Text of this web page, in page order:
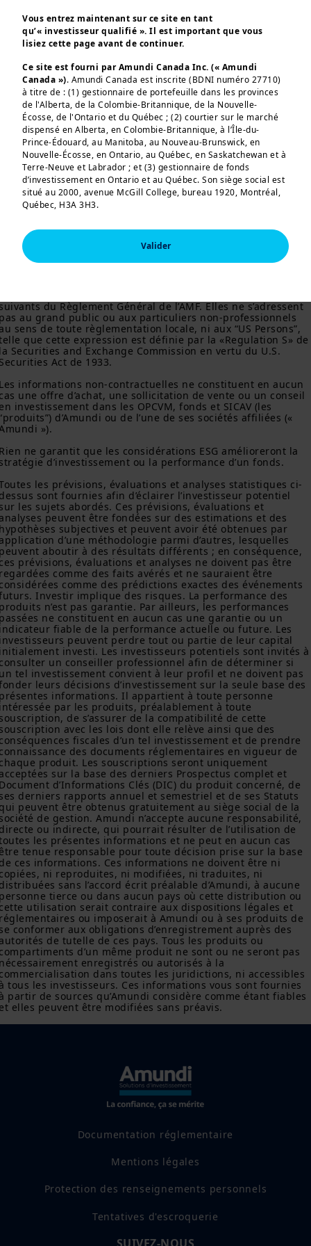
ACTUALITÉS Les actions japonaises toujours en tête
Explorez le marché lucratif des actions
japonaises pour les investisseurs
internationaux. Profitez de la reprise des
bénéfices, des réformes d'entreprise et des
négociations salariales.
Pagination
Page courante
Page
2 Page
3 Page
4 Page
5 Page
6 Page
7 Page
8 Page
9 … Page
››
Dernier
Vous entrez maintenant sur ce site en tant
qu’« investisseur qualifié ». Il est important que vous
lisiez cette page avant de continuer.
Ce site est fourni par Amundi Canada Inc. (« Amundi
Canada »). Amundi Canada est inscrite (BDNI numéro 27710)
à titre de : (1) gestionnaire de portefeuille dans les provinces
de l'Alberta, de la Colombie-Britannique, de la Nouvelle-
Écosse, de l'Ontario et du Québec ; (2) courtier sur le marché
dispensé en Alberta, en Colombie-Britannique, à l’Île-du-
Prince-Édouard, au Manitoba, au Nouveau-Brunswick, en
Nouvelle-Écosse, en Ontario, au Québec, en Saskatchewan et à
Terre-Neuve et Labrador ; et (3) gestionnaire de fonds
d’investissement en Ontario et au Québec. Son siège social est
situé au 2000, avenue McGill College, bureau 1920, Montréal,
Québec, H3A 3H3.
Vous vous connectez à ce site en tant qu’ « investisseur
qualifié », tel que défini dans le Règlement 45-106 sur les
dispenses de prospectus, et vous résidez au Canada ou
vous accédez au site depuis le Canada. Si vous n'êtes pas
« Amundi » dédié qui n'est pas ce site, nous vous invitons à
accéder au site de votre pays.
Plus particulièrement, ce site N’EST PAS destiné aux citoyens
ou résidents des États-Unis d’Amérique ou à des
« Ressortissants des États-Unis » (
vertu de la loi américaineSecurities Act of 1933. Les produits
d'investissement décrits sur ce site web ne sont pas
enregistrés en vertu des lois fédérales sur les valeurs
mobilières des États-Unis ou de toute autre loi d’un État
peut être offert ou vendu directement ou indirectement aux
États-Unis d'Amérique (y compris dans les territoires et
possessions américains), aux résidents et citoyens des États-
Unis d'Amérique ou à des « Ressortissants des États-Unis ». Si
vous êtes un « Ressortissant des États-Unis », vous n'êtes pas
autorisé à accéder à ce site et vous êtes invité à vous
connecter à amundi.com/usinvestors.
Les informations disponibles sur ce site sont fournies à titre
informatif seulement. Aucune information fournie ne constitue
une offre d’achat, une sollicitation de vente de titres, un conseil
d’investissement quant à l'achat ou à la vente d’un titre, une
offre ou une sollicitation par Amundi Canada ou une de ses
sociétés affiliées de fournir un conseil d'investissement ou un
service financier, juridique, fiscal ou de placement ni d’acheter
ou vendre des titres ou d’autres instruments financiers. Les
informations contenues sur ce site proviennent d’Amundi
Canada ou de sources considérées comme fiables par Amundi
Canada. Amundi Canada n’a pas vérifié indépendamment cette
information, ni n’a mené d’enquête à son égard. Ni Amundi
Canada, ni ses sociétés affiliées, associés, administrateurs,
dirigeants, mandataires, employés ni ses représentants ne
garantissent ni ne déclarent, implicitement ou explicitement,
que les informations fournies sur ce site est exacte, complète
ou à jour. Amundi Canada décline toute responsabilité liée aux
informations contenues sur ce site web.
Les informations ne visent pas à être distribuées ni à être
utilisées par une personne ou entité dans une juridiction où
cette distribution ou utilisation contreviendrait à la loi ou à la
réglementation applicables, ou qui imposerait à Amundi
Canada ou à ses affiliés l’obligation de se conformer aux
obligations d’inscription ou de prospectus de ces juridictions.
Les informations ne peuvent, sans l'autorisation écrite
préalable d'Amundi Canada, être copiées, reproduites,
modifiées ou distribuées à une tierce personne ou entité dans
quelque pays que ce soit.
L'investissement comporte des risques. Les performances
passées ne garantissent ni n'indiquent les rendements futurs.
La valeur d'un investissement dans une valeur mobilière ou un
produit financier peut fluctuer en raison, notamment, des
conditions du marché, des prévisions économiques, du marché
boursier, du marché obligataire ou des tendances
économiques.
Valider
du Règlement Général de l’AMF. Elles ne s’adressent
au grand public ou aux particuliers non-professionnels
sens de toute règlementation locale, ni aux “US Persons”,
que cette expression est définie par la «Regulation S» de
Securities and Exchange Commission en vertu du U.S.
Act de 1933.
informations non-contractuelles ne constituent en aucun
une offre d’achat, une sollicitation de vente ou un conseil
investissement dans les OPCVM, fonds et SICAV (les
d’Amundi ou de l’une de ses sociétés affiliées («
»).
ne garantit que les considérations ESG amélioreront la
d’investissement ou la performance d’un fonds.
les prévisions, évaluations et analyses statistiques ci-
sont fournies afin d’éclairer l’investisseur potentiel
les sujets abordés. Ces prévisions, évaluations et
peuvent être fondées sur des estimations et des
subjectives et peuvent avoir été obtenues par
d’une méthodologie parmi d’autres, lesquelles
aboutir à des résultats différents ; en conséquence,
prévisions, évaluations et analyses ne doivent pas être
comme des faits avérés et ne sauraient être
comme des prédictions exactes des événements
Investir implique des risques. La performance des
n’est pas garantie. Par ailleurs, les performances
ne constituent en aucun cas une garantie ou un
fiable de la performance actuelle ou future. Les
peuvent perdre tout ou partie de leur capital
investi. Les investisseurs potentiels sont invités
un conseiller professionnel afin de déterminer si
tel investissement convient à leur profil et ne doivent pas
leurs décisions d’investissement sur la seule base des
informations. Il appartient à toute personne
par les produits, préalablement à toute
de s’assurer de la compatibilité de cette
avec les lois dont elle relève ainsi que des
fiscales d’un tel investissement et de prendre
des documents réglementaires en vigueur de
produit. Les souscriptions seront uniquement
sur la base des derniers Prospectus complet et
d’Informations Clés (DIC) du produit concerné, de
derniers rapports annuel et semestriel et de ses Statuts
peuvent être obtenus gratuitement au siège social de la
de gestion. Amundi n’accepte aucune responsabilité,
ou indirecte, qui pourrait résulter de l’utilisation de
les présentes informations et ne peut en aucun cas
tenue responsable pour toute décision prise sur la base
ces informations. Ces informations ne doivent être ni
ni reproduites, ni modifiées, ni traduites, ni
sans l’accord écrit préalable d’Amundi, à aucune
tierce ou dans aucun pays où cette distribution ou
utilisation serait contraire aux dispositions légales et
ou imposerait à Amundi ou à ses produits de
conformer aux obligations d’enregistrement auprès des
de tutelle de ces pays. Tous les produits ou
d’un même produit ne sont ou ne seront pas
enregistrés ou autorisés à la
dans toutes les juridictions, ni accessibles
tous les investisseurs. Ces informations vous sont fournies
partir de sources qu’Amundi considère comme étant fiables
elles peuvent être modifiées sans préavis.
Documentation réglementaire
Mentions légales
Protection des renseignements personnels
Tentatives d'escroquerie